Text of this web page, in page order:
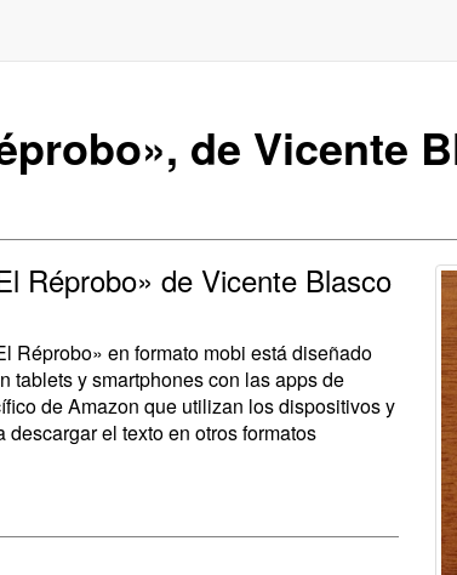
de Vicente
Réprobo» de Vicente Blasco
Réprobo» en formato mobi está diseñado
tablets y smartphones con las apps de
de Amazon que utilizan los dispositivos y
el texto en otros formatos